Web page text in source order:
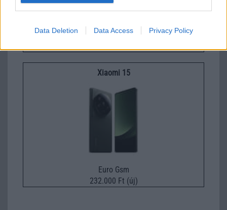
Data Deletion Data Access Privacy Policy
Nelly GSM
Xiaomi 15
Euro Gsm
232.000 Ft (új)